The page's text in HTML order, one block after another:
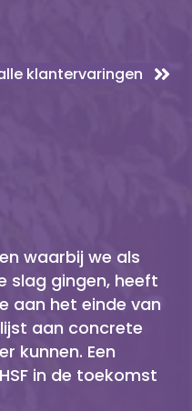
klantervaringen
waarbij we als
slag gingen, heeft
aan het einde van
aan concrete
kunnen. Een
in de toekomst